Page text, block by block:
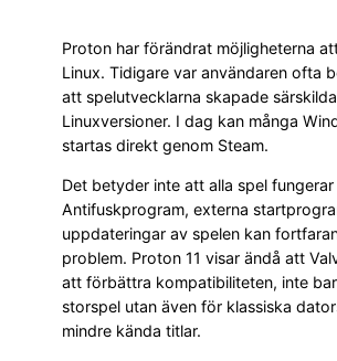
Proton har förändrat möjligheterna
Linux. Tidigare var användaren ofta
att spelutvecklarna skapade särskilda
Linuxversioner. I dag kan många
startas direkt genom Steam.
Det betyder inte att alla spel
Antifuskprogram, externa
uppdateringar av spelen kan
problem. Proton 11 visar ändå att
att förbättra kompatibiliteten, inte
storspel utan även för klassiska
mindre kända titlar.